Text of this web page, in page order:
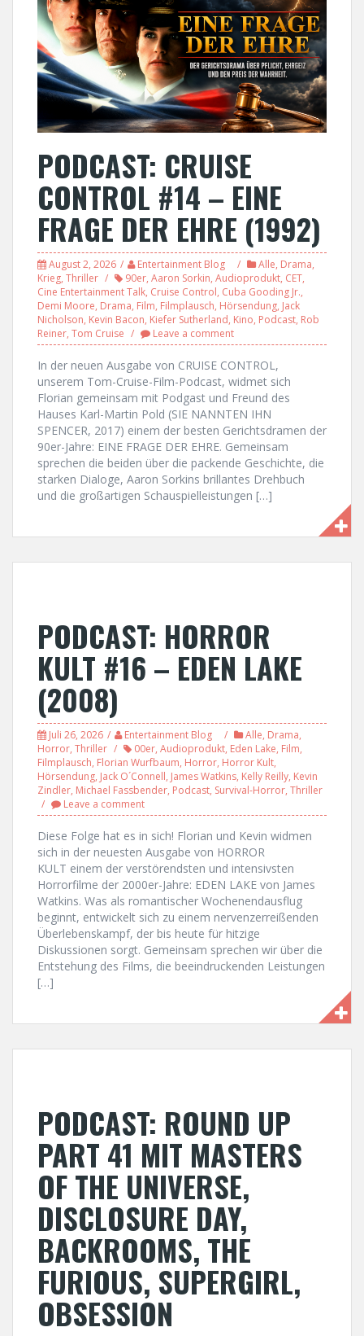
PODCAST: CRUISE
CONTROL #14 – EINE
FRAGE DER EHRE (1992)
August 2, 2026 Entertainment Blog Alle, Drama,
Krieg, Thriller 90er, Aaron Sorkin, Audioprodukt, CET,
Cine Entertainment Talk, Cruise Control, Cuba Gooding Jr.,
Demi Moore, Drama, Film, Filmplausch, Hörsendung, Jack
Nicholson, Kevin Bacon, Kiefer Sutherland, Kino, Podcast, Rob
Reiner, Tom Cruise Leave a comment
In der neuen Ausgabe von CRUISE CONTROL,
unserem Tom-Cruise-Film-Podcast, widmet sich
Florian gemeinsam mit Podgast und Freund des
Hauses Karl-Martin Pold (SIE NANNTEN IHN
SPENCER, 2017) einem der besten Gerichtsdramen der
90er-Jahre: EINE FRAGE DER EHRE. Gemeinsam
sprechen die beiden über die packende Geschichte, die
starken Dialoge, Aaron Sorkins brillantes Drehbuch
und die großartigen Schauspielleistungen […]
PODCAST: HORROR
KULT #16 – EDEN LAKE
(2008)
Juli 26, 2026 Entertainment Blog Alle, Drama,
Horror, Thriller 00er, Audioprodukt, Eden Lake, Film,
Filmplausch, Florian Wurfbaum, Horror, Horror Kult,
Hörsendung, Jack O´Connell, James Watkins, Kelly Reilly, Kevin
Zindler, Michael Fassbender, Podcast, Survival-Horror, Thriller
Leave a comment
Diese Folge hat es in sich! Florian und Kevin widmen
sich in der neuesten Ausgabe von HORROR
KULT einem der verstörendsten und intensivsten
Horrorfilme der 2000er-Jahre: EDEN LAKE von James
Watkins. Was als romantischer Wochenendausflug
beginnt, entwickelt sich zu einem nervenzerreißenden
Überlebenskampf, der bis heute für hitzige
Diskussionen sorgt. Gemeinsam sprechen wir über die
Entstehung des Films, die beeindruckenden Leistungen
[…]
PODCAST: ROUND UP
PART 41 MIT MASTERS
OF THE UNIVERSE,
DISCLOSURE DAY,
BACKROOMS, THE
FURIOUS, SUPERGIRL,
OBSESSION